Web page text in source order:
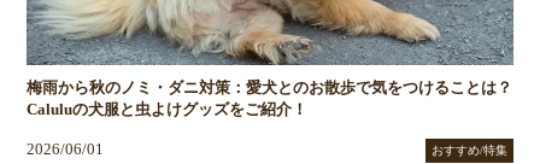
梅雨から秋のノミ・ダニ対策：愛犬とのお散歩で気をつけることは？
Caluluの犬服と虫よけグッズをご紹介！
2026/06/01 おすすめ/特集